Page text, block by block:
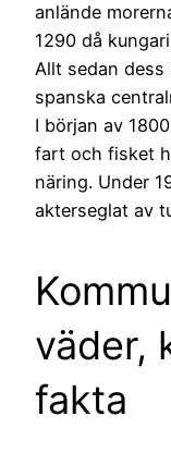
anlände
1290 då
Allt sedan dess
spanska
I början av
fart och fisket
näring. Under
akterseglat av
väder,
fakta